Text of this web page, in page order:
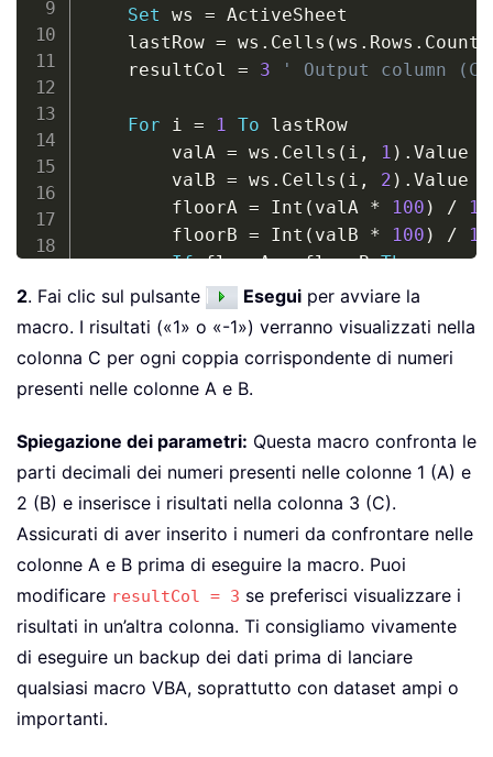
Set ws = ActiveSheet
    lastRow
= ws . Cells (ws . Rows . Count
    resultCol
= 3 ' Output column (C)
For i = 1 To lastRow
        valA
= ws . Cells ( i , 1 ) . Value
        valB
= ws . Cells ( i , 2 ) . Value
        floorA
= Int ( valA * 100 ) /
        floorB
= Int ( valB * 100 ) /
If floorA = floorB Then
            ws
.Cells (i, resultCol
Else
End If
Next
i
2. Fai clic sul pulsante Esegui per avviare la
macro. I risultati («1» o «-1») verranno visualizzati nella
colonna C per ogni coppia corrispondente di numeri
presenti nelle colonne A e B.
Spiegazione dei parametri: Questa macro confronta le
parti decimali dei numeri presenti nelle colonne 1 (A) e
2 (B) e inserisce i risultati nella colonna 3 (C).
Assicurati di aver inserito i numeri da confrontare nelle
colonne A e B prima di eseguire la macro. Puoi
modificare resultCol = 3 se preferisci visualizzare i
risultati in un’altra colonna. Ti consigliamo vivamente
di eseguire un backup dei dati prima di lanciare
qualsiasi macro VBA, soprattutto con dataset ampi o
importanti.